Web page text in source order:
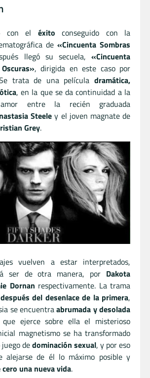
con el éxito conseguido con la
de «Cincuenta Sombras
llegó su secuela,«Cincuenta
, dirigida en este caso por
trata de una películadramática,
, en la que se da continuidad a la
entre la recién graduada
Steele y el joven magnate de
Grey.
vuelven a estar interpretados,
ser de otra manera, por Dakota
Dornan respectivamente. La trama
después del desenlace de la primera,
se encuentraabrumada y desolada
ejerce sobre ella el misterioso
magnetismo se ha transformado
dedominación sexual, y por eso
alejarse de él lo máximo posible y
una nueva vida.